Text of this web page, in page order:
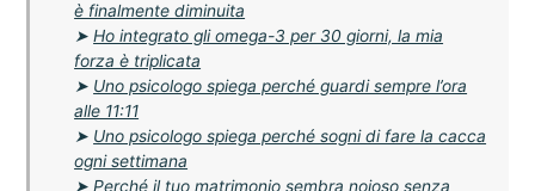
è finalmente diminuita
➤Ho integrato gli omega-3 per 30 giorni, la mia
forza è triplicata
➤ Uno psicologo spiega perché guardi sempre l’ora
alle 11:11
➤ Uno psicologo spiega perché sogni di fare la cacca
ogni settimana
➤Perché il tuo matrimonio sembra noioso senza